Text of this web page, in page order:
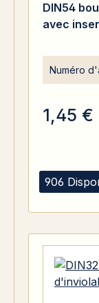
906
DIN54
avec
Numéro
1,45 €